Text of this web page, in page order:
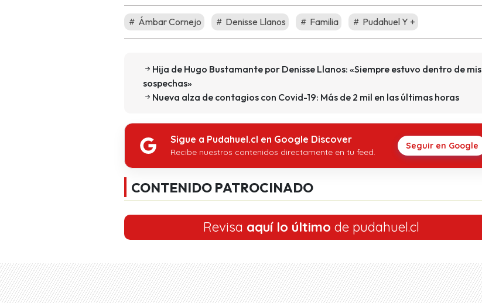
Ámbar Cornejo Denisse Llanos Familia Pudahuel Y +
Hija de Hugo Bustamante por Denisse Llanos: «Siempre estuvo dentro de mis
sospechas»
Nueva alza de contagios con Covid-19: Más de 2 mil en las últimas horas
Sigue a Pudahuel.cl en Google Discover
Recibe nuestros contenidos directamente en tu feed.
Seguir en Google
CONTENIDO PATROCINADO
Revisa aquí lo último de pudahuel.cl